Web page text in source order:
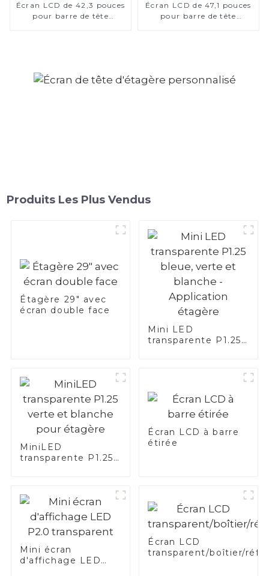
Écran LCD de 42,3 pouces
pour barre de tête
Écran LCD de 47,1 pouces
pour barre de tête
Produits Les Plus Vendus
Étagère 29" avec
écran double face
Mini LED
transparente P1.25
Application étagère
MiniLED
transparente P1.25
Écran LCD à barre
étirée
Mini écran
d'affichage LED
Écran LCD
transparent/boîtier/